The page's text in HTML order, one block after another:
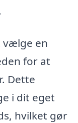
vælge en
for at
Dette
i dit eget
hvilket gør